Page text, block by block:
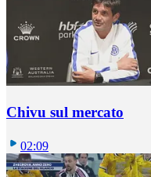
Chivu sul mercato
02:09